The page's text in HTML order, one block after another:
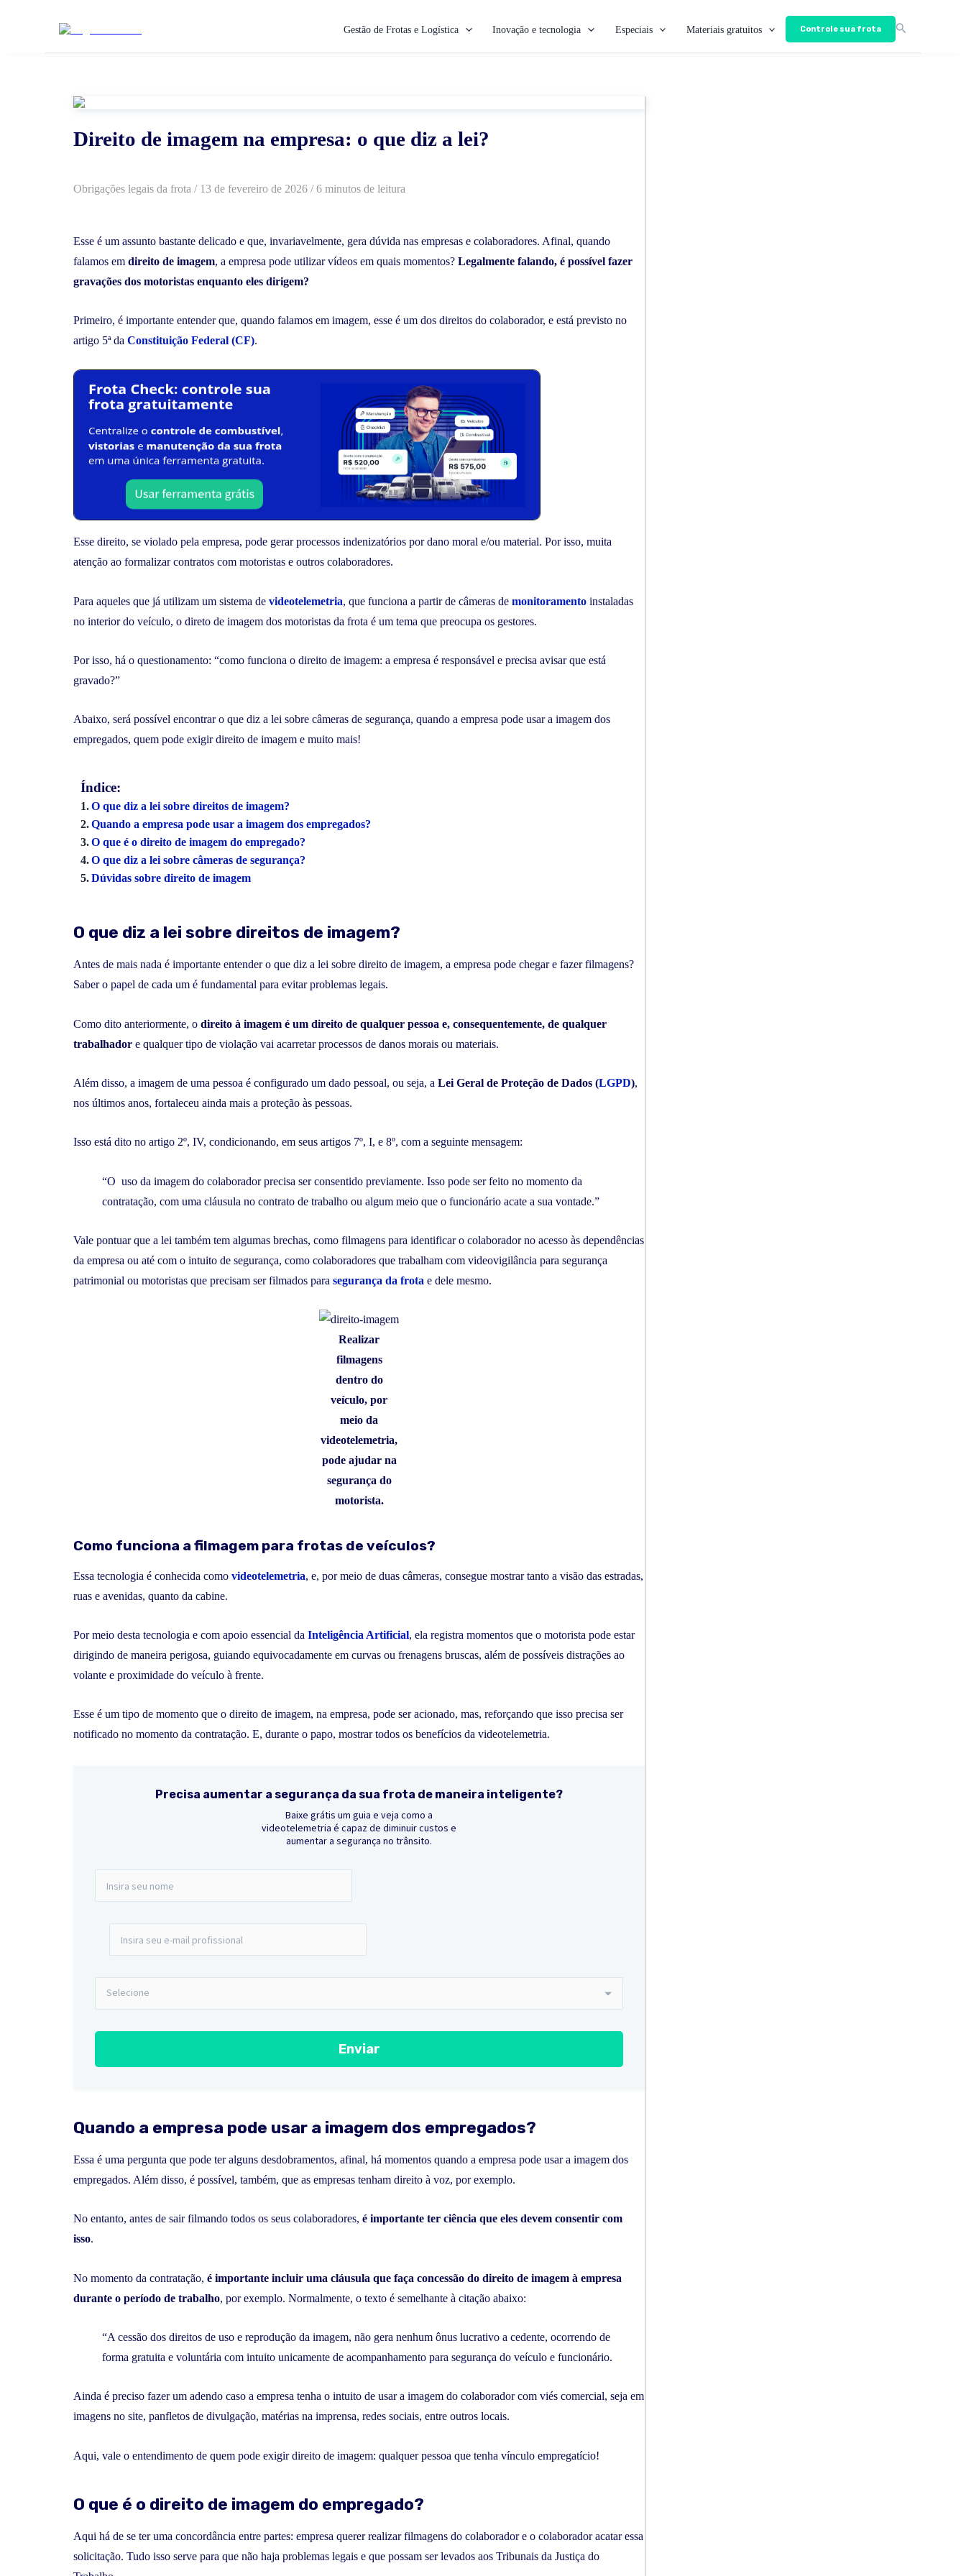
Gestão de Frotas e Logística Inovação e tecnologia Especiais Materiais gratuitos Controle sua frota
Direito de imagem na empresa: o que diz a lei?
Obrigações legais da frota / 13 de fevereiro de 2026 / 6 minutos de leitura
Esse é um assunto bastante delicado e que, invariavelmente, gera dúvida nas empresas e colaboradores. Afinal, quando
falamos em direito de imagem, a empresa pode utilizar vídeos em quais momentos? Legalmente falando, é possível fazer
gravações dos motoristas enquanto eles dirigem?
Primeiro, é importante entender que, quando falamos em imagem, esse é um dos direitos do colaborador, e está previsto no
artigo 5ª da Constituição Federal (CF).
Esse direito, se violado pela empresa, pode gerar processos indenizatórios por dano moral e/ou material. Por isso, muita
atenção ao formalizar contratos com motoristas e outros colaboradores.
Para aqueles que já utilizam um sistema de videotelemetria, que funciona a partir de câmeras de monitoramento instaladas
no interior do veículo, o direto de imagem dos motoristas da frota é um tema que preocupa os gestores.
Por isso, há o questionamento: “como funciona o direito de imagem: a empresa é responsável e precisa avisar que está
gravado?”
Abaixo, será possível encontrar o que diz a lei sobre câmeras de segurança, quando a empresa pode usar a imagem dos
empregados, quem pode exigir direito de imagem e muito mais!
Índice:
O que diz a lei sobre direitos de imagem?
Quando a empresa pode usar a imagem dos empregados?
O que é o direito de imagem do empregado?
O que diz a lei sobre câmeras de segurança?
Dúvidas sobre direito de imagem
O que diz a lei sobre direitos de imagem?
Antes de mais nada é importante entender o que diz a lei sobre direito de imagem, a empresa pode chegar e fazer filmagens?
Saber o papel de cada um é fundamental para evitar problemas legais.
Como dito anteriormente, o direito à imagem é um direito de qualquer pessoa e, consequentemente, de qualquer
trabalhador e qualquer tipo de violação vai acarretar processos de danos morais ou materiais.
Além disso, a imagem de uma pessoa é configurado um dado pessoal, ou seja, a Lei Geral de Proteção de Dados (LGPD),
nos últimos anos, fortaleceu ainda mais a proteção às pessoas.
Isso está dito no artigo 2º, IV, condicionando, em seus artigos 7º, I, e 8º, com a seguinte mensagem:
“O uso da imagem do colaborador precisa ser consentido previamente. Isso pode ser feito no momento da
contratação, com uma cláusula no contrato de trabalho ou algum meio que o funcionário acate a sua vontade.”
Vale pontuar que a lei também tem algumas brechas, como filmagens para identificar o colaborador no acesso às dependências
da empresa ou até com o intuito de segurança, como colaboradores que trabalham com videovigilância para segurança
patrimonial ou motoristas que precisam ser filmados para segurança da frota e dele mesmo.
Realizar
filmagens
dentro do
veículo, por
meio da
videotelemetria,
pode ajudar na
segurança do
motorista.
Como funciona a filmagem para frotas de veículos?
Essa tecnologia é conhecida como videotelemetria, e, por meio de duas câmeras, consegue mostrar tanto a visão das estradas,
ruas e avenidas, quanto da cabine.
Por meio desta tecnologia e com apoio essencial da Inteligência Artificial, ela registra momentos que o motorista pode estar
dirigindo de maneira perigosa, guiando equivocadamente em curvas ou frenagens bruscas, além de possíveis distrações ao
volante e proximidade do veículo à frente.
Esse é um tipo de momento que o direito de imagem, na empresa, pode ser acionado, mas, reforçando que isso precisa ser
notificado no momento da contratação. E, durante o papo, mostrar todos os benefícios da videotelemetria.
Precisa aumentar a segurança da sua frota de maneira inteligente?
Baixe grátis um guia e veja como a
videotelemetria é capaz de diminuir custos e
aumentar a segurança no trânsito.
Quando a empresa pode usar a imagem dos empregados?
Essa é uma pergunta que pode ter alguns desdobramentos, afinal, há momentos quando a empresa pode usar a imagem dos
empregados. Além disso, é possível, também, que as empresas tenham direito à voz, por exemplo.
No entanto, antes de sair filmando todos os seus colaboradores, é importante ter ciência que eles devem consentir com
isso.
No momento da contratação, é importante incluir uma cláusula que faça concessão do direito de imagem à empresa
durante o período de trabalho, por exemplo. Normalmente, o texto é semelhante à citação abaixo:
“A cessão dos direitos de uso e reprodução da imagem, não gera nenhum ônus lucrativo a cedente, ocorrendo de
forma gratuita e voluntária com intuito unicamente de acompanhamento para segurança do veículo e funcionário.
Ainda é preciso fazer um adendo caso a empresa tenha o intuito de usar a imagem do colaborador com viés comercial, seja em
imagens no site, panfletos de divulgação, matérias na imprensa, redes sociais, entre outros locais.
Aqui, vale o entendimento de quem pode exigir direito de imagem: qualquer pessoa que tenha vínculo empregatício!
O que é o direito de imagem do empregado?
Aqui há de se ter uma concordância entre partes: empresa querer realizar filmagens do colaborador e o colaborador acatar essa
solicitação. Tudo isso serve para que não haja problemas legais e que possam ser levados aos Tribunais da Justiça do